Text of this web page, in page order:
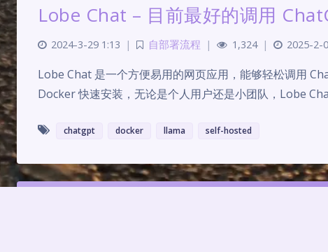
Lobe Chat – 目前最好的调用
2024-3-29 1:13 | 自部署流程 | 1,324 | 2025-2-
Lobe Chat 是一个方便易用的网页应用，能够轻松调用
Docker 快速安装，无论是个人用户还是小团队，Lobe
chatgpt docker llama self-hosted